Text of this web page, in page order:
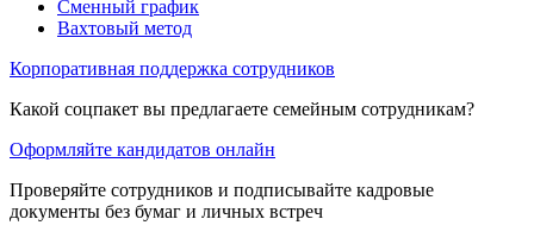
Сменный график
Вахтовый метод
Корпоративная поддержка сотрудников
Какой соцпакет вы предлагаете семейным сотрудникам?
Оформляйте кандидатов онлайн
Проверяйте сотрудников и подписывайте кадровые
документы без бумаг и личных встреч